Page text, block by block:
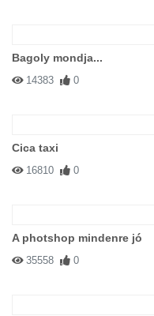
Bagoly mondja...
14383 0
Cica taxi
16810 0
A photshop mindenre jó
35558 0